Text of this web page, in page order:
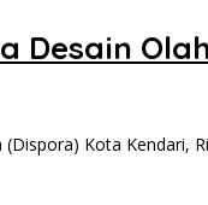
Desain
(Dispora) Kota Kendari,